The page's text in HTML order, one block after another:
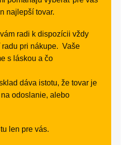
najlepší tovar.
radi k dispozícii vždy
pri nákupe. Vaše
s láskou a čo
dáva istotu, že tovar je
odoslanie, alebo
len pre vás.